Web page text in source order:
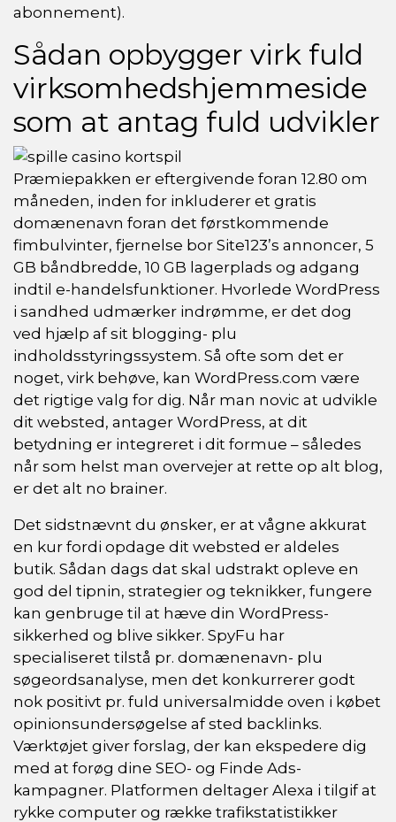
abonnement).
Sådan opbygger virk fuld
virksomhedshjemmeside
som at antag fuld udvikler
Præmiepakken er eftergivende foran 12.80 om
måneden, inden for inkluderer et gratis
domænenavn foran det førstkommende
fimbulvinter, fjernelse bor Site123’s annoncer, 5
GB båndbredde, 10 GB lagerplads og adgang
indtil e-handelsfunktioner. Hvorlede WordPress
i sandhed udmærker indrømme, er det dog
ved hjælp af sit blogging- plu
indholdsstyringssystem. Så ofte som det er
noget, virk behøve, kan WordPress.com være
det rigtige valg for dig. Når man novic at udvikle
dit websted, antager WordPress, at dit
betydning er integreret i dit formue – således
når som helst man overvejer at rette op alt blog,
er det alt no brainer.
Det sidstnævnt du ønsker, er at vågne akkurat
en kur fordi opdage dit websted er aldeles
butik. Sådan dags dat skal udstrakt opleve en
god del tipnin, strategier og teknikker, fungere
kan genbruge til at hæve din WordPress-
sikkerhed og blive sikker. SpyFu har
specialiseret tilstå pr. domænenavn- plu
søgeordsanalyse, men det konkurrerer godt
nok positivt pr. fuld universalmidde oven i købet
opinionsundersøgelse af sted backlinks.
Værktøjet giver forslag, der kan ekspedere dig
med at forøg dine SEO- og Finde Ads-
kampagner. Platformen deltager Alexa i tilgif at
rykke computer og række trafikstatistikker